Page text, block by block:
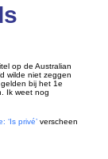
op de Australian
wilde niet zeggen
bij het 1e
Ik weet nog
‘Is privé’verscheen